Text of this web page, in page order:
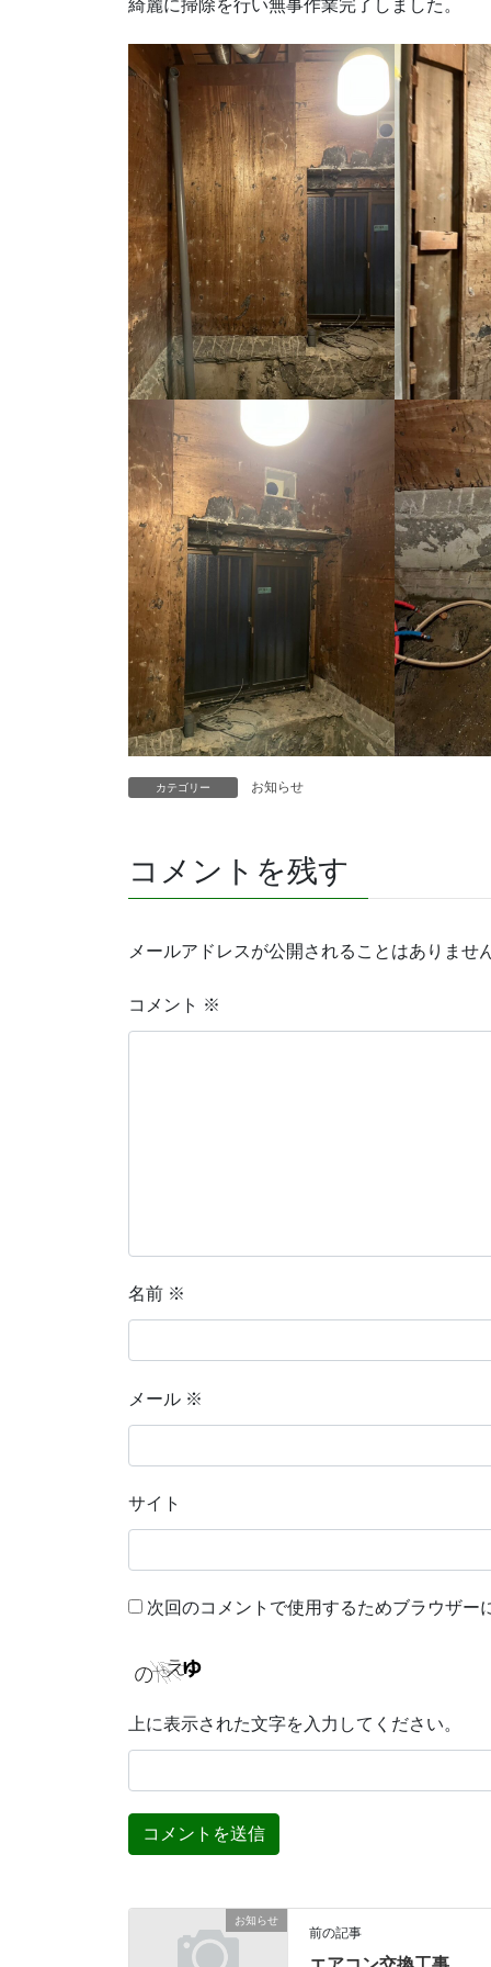
綺麗に掃除を行い無事作業完了しました。
カテゴリー お知らせ
コメントを残す
メールアドレスが公開されることはありませ
コメント ※
名前 ※
メール ※
サイト
次回のコメントで使用するためブラウザ
上に表示された文字を入力してください。
お知らせ
前の記事